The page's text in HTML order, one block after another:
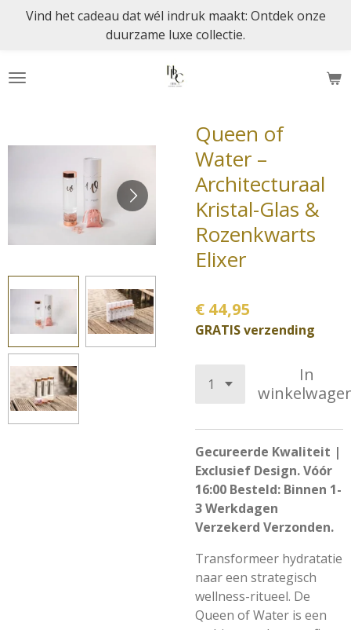
de
Vind het cadeau dat wél indruk maakt: Ontdek onze
duurzame luxe collectie.
Queen of
Water –
Architecturaal
Kristal-Glas &
Rozenkwarts
Elixer
€ 44,95
GRATIS verzending
In
Gecureerde Kwaliteit |
Exclusief Design. Vóór
16:00 Besteld: Binnen 1-
3 Werkdagen
Verzekerd Verzonden.
Transformeer hydratatie
naar een strategisch
wellness-ritueel. De
Queen of Water is een